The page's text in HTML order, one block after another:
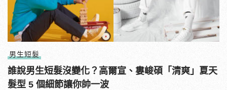
男生短髮
誰說男生短髮沒變化？高爾宣、婁峻碩「清爽」夏天
髮型 5 個細節讓你帥一波